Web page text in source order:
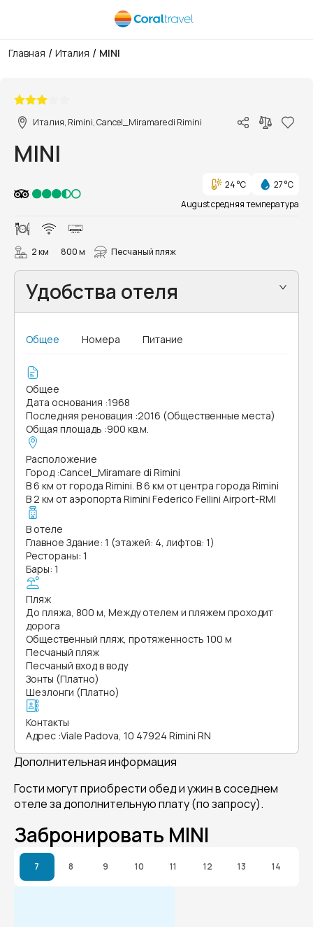
Главная / Италия / MINI
Италия, Rimini, Cancel_Miramare di Rimini
MINI
24 °C
27 °C
August средняя температура
2 км 800 м Песчаный пляж
Удобства отеля
Общее Номера Питание
Общее
Дата основания :1968
Последняя реновация :2016 (Общественные места)
Общая площадь :900 кв.м.
Расположение
Город :Cancel_Miramare di Rimini
В 6 км от города Rimini. В 6 км от центра города Rimini
В 2 км от аэропорта Rimini Federico Fellini Airport-RMI
В отеле
Главное Здание: 1 (этажей: 4, лифтов: 1)
Рестораны: 1
Бары: 1
Пляж
До пляжа, 800 м, Между отелем и пляжем проходит
дорога
Общественный пляж, протяженность 100 м
Песчаный пляж
Песчаный вход в воду
Зонты (Платно)
Шезлонги (Платно)
Контакты
Адрес :Viale Padova, 10 47924 Rimini RN
Дополнительная информация
Гости могут приобрести обед и ужин в соседнем
отеле за дополнительную плату (по запросу).
Забронировать MINI
7 8 9 10 11 12 13 14